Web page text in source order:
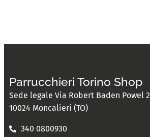
Parrucchieri Torino Shop
Sede legale Via Robert Baden Powel 2
10024 Moncalieri (TO)
340 0800930